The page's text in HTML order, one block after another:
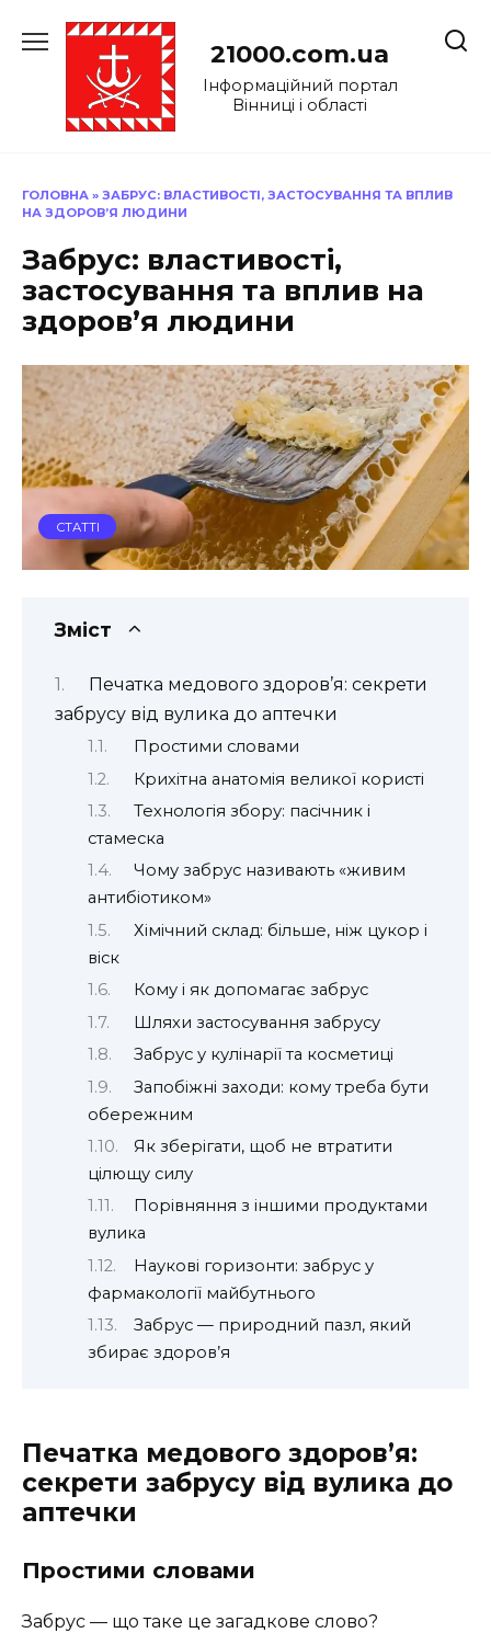
до
21000.com.ua
Інформаційний портал
Вінниці і області
ГОЛОВНА » ЗАБРУС: ВЛАСТИВОСТІ, ЗАСТОСУВАННЯ ТА ВПЛИВ
НА ЗДОРОВ’Я ЛЮДИНИ
Забрус: властивості,
застосування та вплив на
здоров’я людини
СТАТТІ
Зміст
Печатка медового здоров’я: секрети
забрусу від вулика до аптечки
Простими словами
Крихітна анатомія великої користі
Технологія збору: пасічник і
стамеска
Чому забрус називають «живим
антибіотиком»
Хімічний склад: більше, ніж цукор і
віск
Кому і як допомагає забрус
Шляхи застосування забрусу
Забрус у кулінарії та косметиці
Запобіжні заходи: кому треба бути
обережним
Як зберігати, щоб не втратити
цілющу силу
Порівняння з іншими продуктами
вулика
Наукові горизонти: забрус у
фармакології майбутнього
Забрус — природний пазл, який
збирає здоров’я
Печатка медового здоров’я:
секрети забрусу від вулика до
аптечки
Простими словами
Забрус — що таке це загадкове слово?